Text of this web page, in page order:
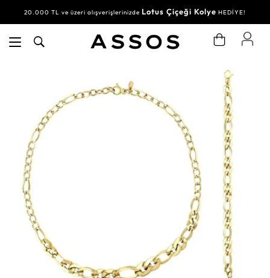
20.000 TL ve üzeri alışverişlerinizde Lotus Çiçeği Kolye HEDİYE!